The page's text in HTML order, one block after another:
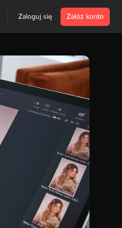
Zaloguj się Załóż konto